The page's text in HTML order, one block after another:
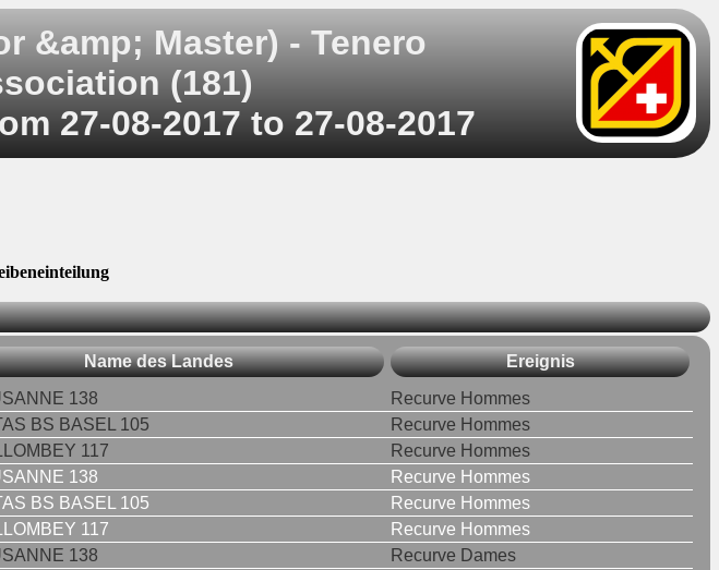
&amp; Master) - Tenero
(181)
27-08-2017 to 27-08-2017
Name des Landes Ereignis
138
Recurve Hommes
BS BASEL 105
Recurve Hommes
117
Recurve Hommes
138
Recurve Hommes
BS BASEL 105
Recurve Hommes
117
Recurve Hommes
138
Recurve Dames